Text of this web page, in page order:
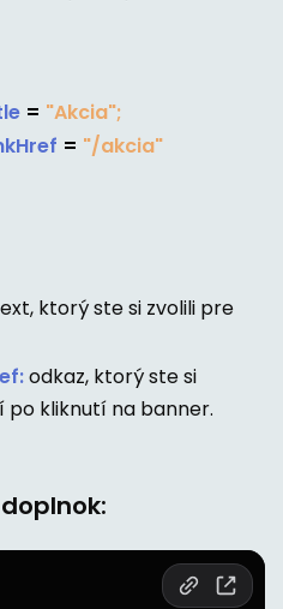
= "Akcia";
= "/akcia"
ktorý ste si zvolili pre
odkaz, ktorý ste si
po kliknutí na banner.